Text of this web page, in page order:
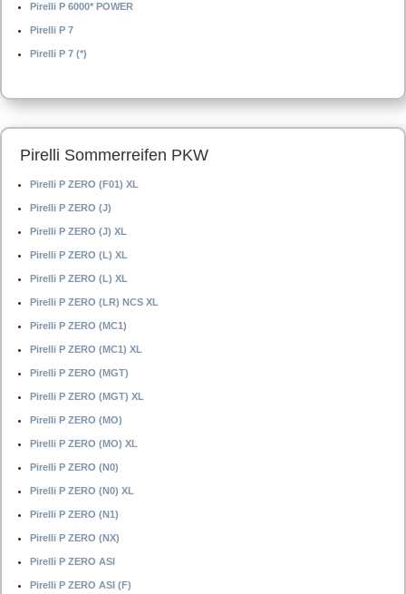
Pirelli P 6000* POWER
Pirelli P 7
Pirelli P 7 (*)
Pirelli Sommerreifen PKW
Pirelli P ZERO (F01) XL
Pirelli P ZERO (J)
Pirelli P ZERO (J) XL
Pirelli P ZERO (L) XL
Pirelli P ZERO (L) XL
Pirelli P ZERO (LR) NCS XL
Pirelli P ZERO (MC1)
Pirelli P ZERO (MC1) XL
Pirelli P ZERO (MGT)
Pirelli P ZERO (MGT) XL
Pirelli P ZERO (MO)
Pirelli P ZERO (MO) XL
Pirelli P ZERO (N0)
Pirelli P ZERO (N0) XL
Pirelli P ZERO (N1)
Pirelli P ZERO (NX)
Pirelli P ZERO ASI
Pirelli P ZERO ASI (F)